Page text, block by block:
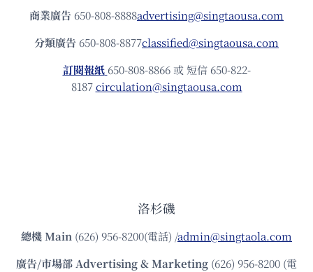
商業廣告 650-808-8888advertising@singtaousa.com
分類廣告 650-808-8877classified@singtaousa.com
訂閱報紙 650-808-8866 或 短信 650-822-
8187circulation@singtaousa.com
洛杉磯
總機Main (626) 956-8200(電話) /admin@singtaola.com
廣告/市場部Advertising & Marketing (626) 956-8200 (電